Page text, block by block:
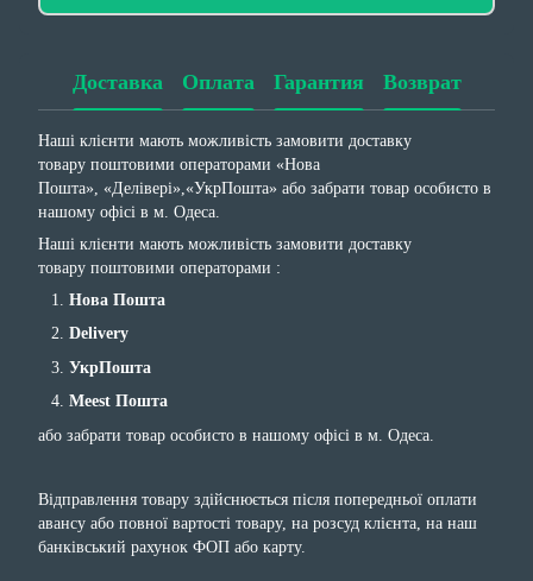
Доставка Оплата Гарантия Возврат
Наші клієнти мають можливість замовити доставку
товару поштовими операторами «Нова
Пошта», «Делівері»,«УкрПошта» або забрати товар особисто в
нашому офісі в м. Одеса.
Наші клієнти мають можливість замовити доставку
товару поштовими операторами :
Нова Пошта
Delivery
УкрПошта
Meest Пошта
або забрати товар особисто в нашому офісі в м. Одеса.
Відправлення товару здійснюється після попередньої оплати
авансу або повної вартості товару, на розсуд клієнта, на наш
банківський рахунок ФОП або карту.